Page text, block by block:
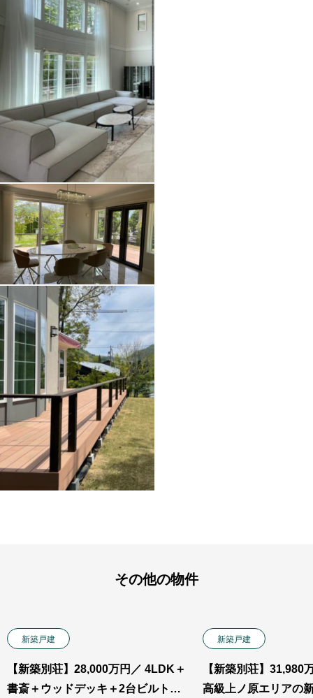
その他の物件
新築戸建
【新築別荘】28,000万円／ 4LDK＋
書斎＋ウッドデッキ＋2台ビルトイ
新築戸建
【新築別荘】31,980
高級上ノ原エリアの